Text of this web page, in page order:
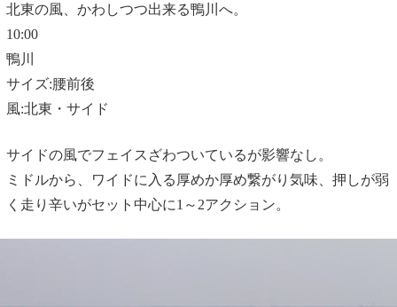
北東の風、かわしつつ出来る鴨川へ。
10:00
鴨川
サイズ:腰前後
風:北東・サイド
サイドの風でフェイスざわついているが影響なし。
ミドルから、ワイドに入る厚めか厚め繋がり気味、押しが弱
く走り辛いがセット中心に1～2アクション。